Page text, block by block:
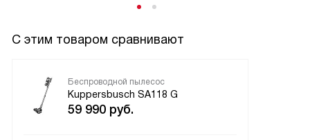
С этим товаром сравнивают
Беспроводной пылесос
Kuppersbusch SA118 G
59 990 руб.